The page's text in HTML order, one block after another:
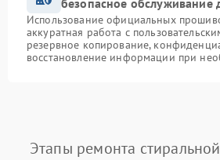
безопасное обслуживание
Использование официальных
аккуратная работа с
резервное копирование,
восстановление информации при
Этапы ремонта